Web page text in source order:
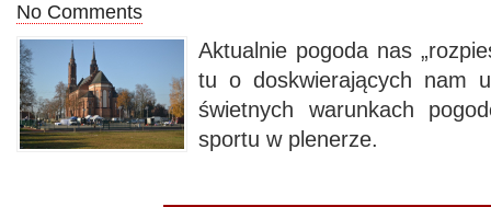
No Comments
Aktualnie pogoda nas
tu o doskwierających nam
świetnych warunkach
sportu w plenerze.